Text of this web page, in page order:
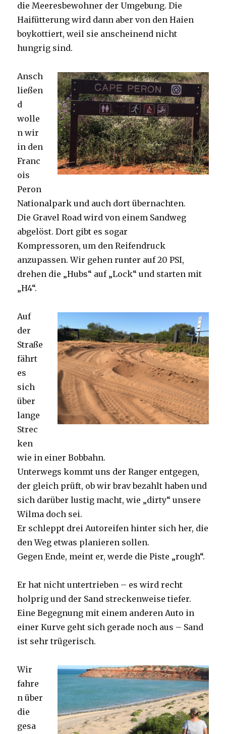
die Meeresbewohner der Umgebung. Die
Haifütterung wird dann aber von den Haien
boykottiert, weil sie anscheinend nicht
hungrig sind.
Ansch
ließen
d
wolle
n wir
in den
Franc
ois
Peron
Nationalpark und auch dort übernachten.
Die Gravel Road wird von einem Sandweg
abgelöst. Dort gibt es sogar
Kompressoren, um den Reifendruck
anzupassen. Wir gehen runter auf 20 PSI,
drehen die „Hubs“ auf „Lock“ und starten mit
„H4“.
Auf
der
Straße
fährt
es
sich
über
lange
Strec
ken
wie in einer Bobbahn.
Unterwegs kommt uns der Ranger entgegen,
der gleich prüft, ob wir brav bezahlt haben und
sich darüber lustig macht, wie „dirty“ unsere
Wilma doch sei.
Er schleppt drei Autoreifen hinter sich her, die
den Weg etwas planieren sollen.
Gegen Ende, meint er, werde die Piste „rough“.
Er hat nicht untertrieben – es wird recht
holprig und der Sand streckenweise tiefer.
Eine Begegnung mit einem anderen Auto in
einer Kurve geht sich gerade noch aus – Sand
ist sehr trügerisch.
Wir
fahre
n über
die
gesa